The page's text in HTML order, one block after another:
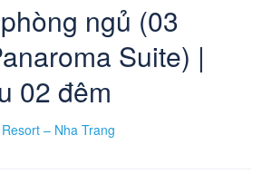
ngủ (03
Suite) |
02 đêm
– Nha Trang